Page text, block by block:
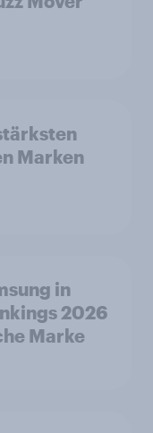
Marken
in
2026
Marke